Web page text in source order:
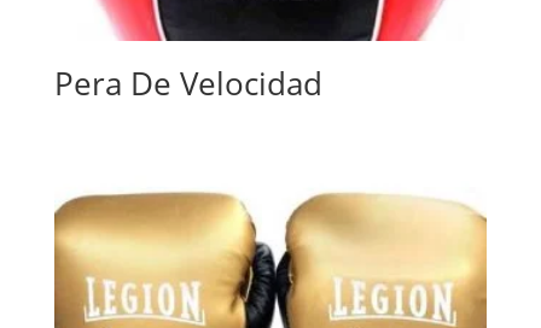
Pera De Velocidad